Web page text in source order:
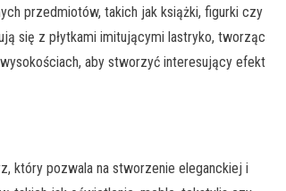
przedmiotów, takich jak książki, figurki czy
się z płytkami imitującymi lastryko, tworząc
aby stworzyć interesujący efekt
który pozwala na stworzenie eleganckiej i